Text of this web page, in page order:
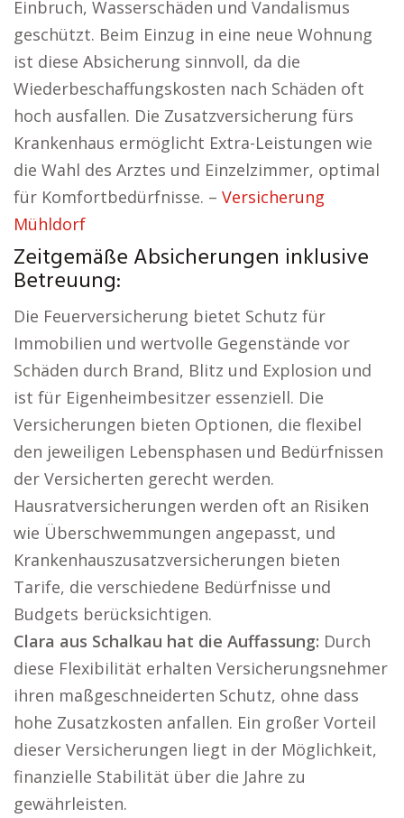
Einbruch, Wasserschäden und Vandalismus
geschützt. Beim Einzug in eine neue Wohnung
ist diese Absicherung sinnvoll, da die
Wiederbeschaffungskosten nach Schäden oft
hoch ausfallen. Die Zusatzversicherung fürs
Krankenhaus ermöglicht Extra-Leistungen wie
die Wahl des Arztes und Einzelzimmer, optimal
für Komfortbedürfnisse. – Versicherung
Mühldorf
Zeitgemäße Absicherungen inklusive
Betreuung:
Die Feuerversicherung bietet Schutz für
Immobilien und wertvolle Gegenstände vor
Schäden durch Brand, Blitz und Explosion und
ist für Eigenheimbesitzer essenziell. Die
Versicherungen bieten Optionen, die flexibel
den jeweiligen Lebensphasen und Bedürfnissen
der Versicherten gerecht werden.
Hausratversicherungen werden oft an Risiken
wie Überschwemmungen angepasst, und
Krankenhauszusatzversicherungen bieten
Tarife, die verschiedene Bedürfnisse und
Budgets berücksichtigen.
Clara aus Schalkau hat die Auffassung: Durch
diese Flexibilität erhalten Versicherungsnehmer
ihren maßgeschneiderten Schutz, ohne dass
hohe Zusatzkosten anfallen. Ein großer Vorteil
dieser Versicherungen liegt in der Möglichkeit,
finanzielle Stabilität über die Jahre zu
gewährleisten.